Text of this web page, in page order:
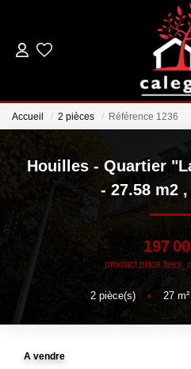
NOTRE
Accueil 2 pièces Référence 1236
Houilles - Quartier
- 27.58 m2 ,
197
2 pièce(s) • 27 m²
A vendre